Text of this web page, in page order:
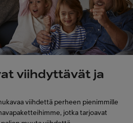
viihdyttävät ja
viihdettä perheen pienimmille
jotka tarjoavat